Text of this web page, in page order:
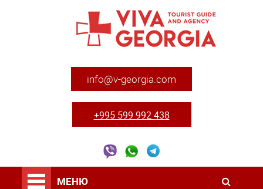
info@v-georgia.com
+995 599 992 438
МЕНЮ